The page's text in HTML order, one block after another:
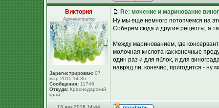
Виктория
Администратор
Зарегистрирован: 07
мар 2011 14:36
Сообщения: 11746
Откуда: Краснодарский
край
Re: мочение и маринование
Ну мы еще немного потопчемся на
Соберем сюда и другие рецепты, а
Между маринованием, где
молочная кислота как конечные
один раз и для яблок, и для
навряд ли, конечно, пригодится - ну
13 дек 2016 14:44